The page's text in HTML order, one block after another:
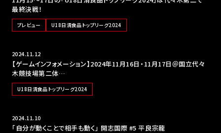
最終決戦！
プレビュー U18日清食品トップリーグ2024
2024.11.12
【ゲームインフォメーション】2024年11月16日・11月17日＠国立代々
木競技場第二体…
U18日清食品トップリーグ2024
2024.11.10
「自分が動くことで相手も動く」 開志国際 #5 平良宗龍